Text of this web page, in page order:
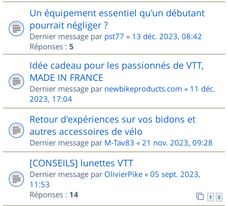
Un équipement essentiel qu'un débutant
pourrait négliger ?
Dernier message par pst77 « 13 déc. 2023, 08:42
Réponses : 5
Idée cadeau pour les passionnés de VTT,
MADE IN FRANCE
Dernier message par newbikeproducts.com « 11 déc.
2023, 17:04
Retour d'expériences sur vos bidons et
autres accessoires de vélo
Dernier message par M-Tav83 « 21 nov. 2023, 09:28
[CONSEILS] lunettes VTT
Dernier message par OlivierPike « 05 sept. 2023,
11:53
Réponses : 14 1 2